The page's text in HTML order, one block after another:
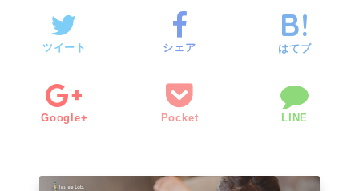
ツイート シェア はてブ
Google+ Pocket LINE